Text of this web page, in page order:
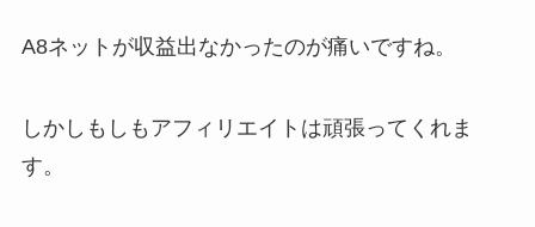
A8ネットが収益出なかったのが痛いですね。
しかしもしもアフィリエイトは頑張ってくれま
す。